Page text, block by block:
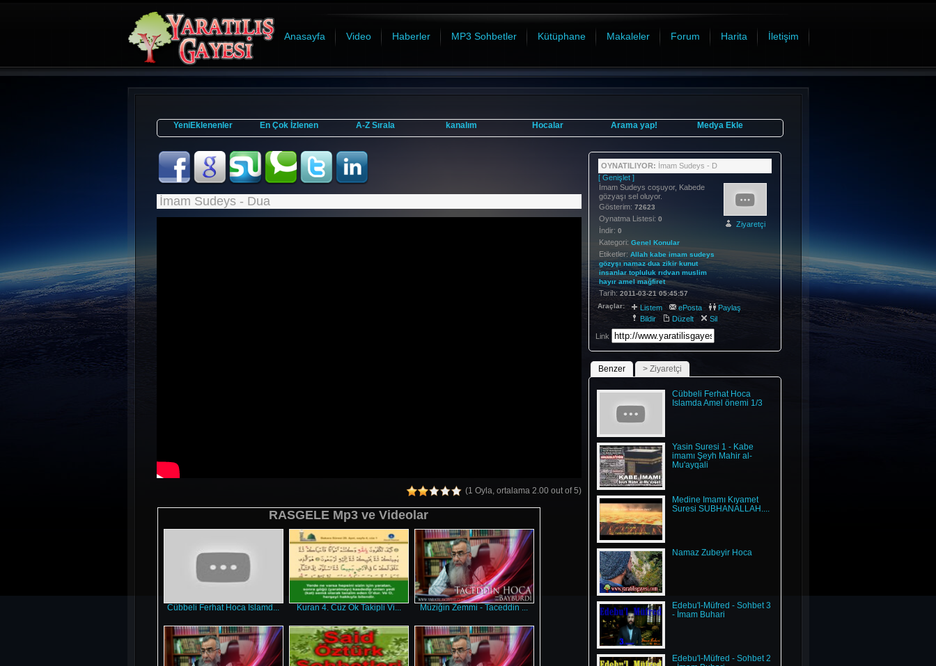
Anasayfa Video Haberler MP3 Sohbetler Kütüphane Makaleler Forum Harita İletişim
YeniEklenenler En Çok İzlenen A-Z Sırala kanalım Hocalar Arama yap! Medya Ekle
İmam Sudeys - Dua
(1 Oyla, ortalama 2.00 out of 5)
RASGELE Mp3 ve Videolar
Cübbeli Ferhat Hoca Islamd... Kuran 4. Cüz Ok Takipli Vi... Müziğin Zemmi - Taceddin ...
OYNATILIYOR: İmam Sudeys - D
[ Genişlet ]
İmam Sudeys coşuyor, Kabede
gözyaşı sel oluyor.
Gösterim: 72623
Oynatma Listesi: 0
İndir: 0
Kategori: Genel Konular
Etiketler: Allah kabe imam sudeys
gözyşı namaz dua zikir kunut
insanlar topluluk rıdvan muslim
hayır amel mağfiret
Tarih: 2011-03-21 05:45:57
Ziyaretçi
Araçlar: Listem ePosta
Paylaş
Bildir
Düzelt Sil
Link
Benzer > Ziyaretçi
Cübbeli Ferhat Hoca
Islamda Amel önemi 1/3
Yasin Suresi 1 - Kabe
imamı Şeyh Mahir al-
Mu'ayqali
Medine İmamı Kıyamet
Suresi SUBHANALLAH....
Namaz Zubeyir Hoca
Edebu'l-Müfred - Sohbet 3
- İmam Buhari
Edebu'l-Müfred - Sohbet 2